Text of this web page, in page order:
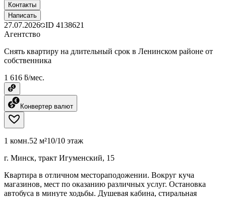
Контакты
Написать
27.07.2026 ID 4138621
Агентство
Снять квартиру на длительный срок в Ленинском районе от
собственника
1 616 ƃ/мес.
Конвертер валют
1 комн.52 м²10/10 этаж
г. Минск, тракт Игуменский, 15
Квартира в отличном местораподожении. Вокруг куча
магазинов, мест по оказанию различных услуг. Остановка
автобуса в минуте ходьбы. Душевая кабина, стиральная